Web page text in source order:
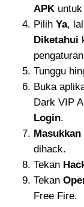
APK
Pilih Ya,
Diketahui
Tunggu
Buka
Dark VIP
Login.
dihack.
Tekan
Tekan
Free Fire.